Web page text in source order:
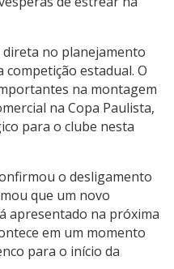
no planejamento
estadual. O
na montagem
na Copa Paulista,
para o clube nesta
o desligamento
que um novo
apresentado na próxima
em um momento
para o início da